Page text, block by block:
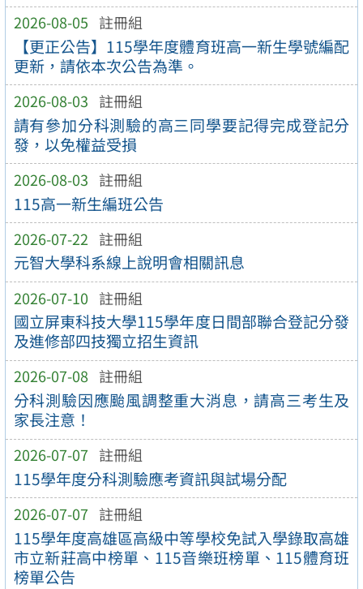
2026-08-05 註冊組
【更正公告】115學年度體育班高一新生學號編配
更新，請依本次公告為準。
2026-08-03 註冊組
請有參加分科測驗的高三同學要記得完成登記分
發，以免權益受損
2026-08-03 註冊組
115高一新生編班公告
2026-07-22 註冊組
元智大學科系線上說明會相關訊息
2026-07-10 註冊組
國立屏東科技大學115學年度日間部聯合登記分發
及進修部四技獨立招生資訊
2026-07-08 註冊組
分科測驗因應颱風調整重大消息，請高三考生及
家長注意！
2026-07-07 註冊組
115學年度分科測驗應考資訊與試場分配
2026-07-07 註冊組
115學年度高雄區高級中等學校免試入學錄取高雄
市立新莊高中榜單、115音樂班榜單、115體育班
榜單公告